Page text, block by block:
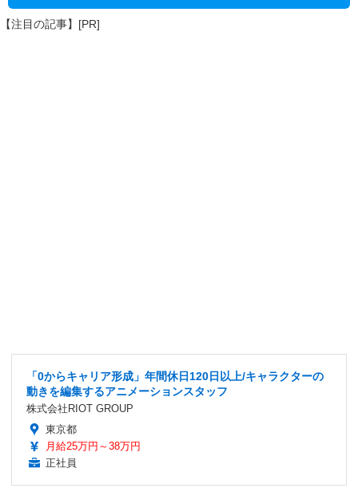
【注目の記事】[PR]
「0からキャリア形成」年間休日120日以上/キャラクターの
動きを編集するアニメーションスタッフ
株式会社RIOT GROUP
東京都
月給25万円～38万円
正社員